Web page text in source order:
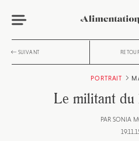
SUIVANT
PORTRAIT
Le militant du
PAR SONIA